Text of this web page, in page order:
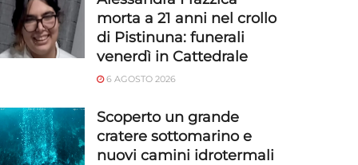
morta a 21 anni nel crollo
di Pistinuna: funerali
venerdì in Cattedrale
6 AGOSTO 2026
Scoperto un grande
cratere sottomarino e
nuovi camini idrotermali